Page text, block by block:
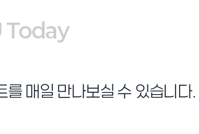
Today
Today
매일 만나보실 수 있습니다.